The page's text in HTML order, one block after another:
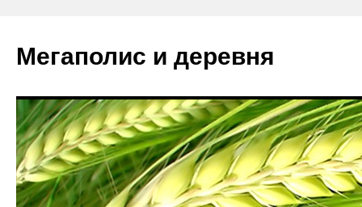
содержимому
Мегаполис и деревня